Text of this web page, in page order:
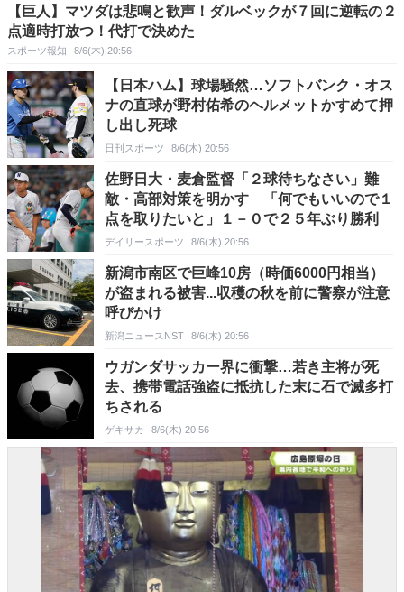
【巨人】マツダは悲鳴と歓声！ダルベックが７回に逆転の２
点適時打放つ！代打で決めた
スポーツ報知 8/6(木) 20:56
【日本ハム】球場騒然…ソフトバンク・オス
ナの直球が野村佑希のヘルメットかすめて押
し出し死球
日刊スポーツ 8/6(木) 20:56
佐野日大・麦倉監督「２球待ちなさい」難
敵・高部対策を明かす 「何でもいいので１
点を取りたいと」１－０で２５年ぶり勝利
デイリースポーツ 8/6(木) 20:56
新潟市南区で巨峰10房（時価6000円相当）
が盗まれる被害...収穫の秋を前に警察が注意
呼びかけ
新潟ニュースNST 8/6(木) 20:56
ウガンダサッカー界に衝撃…若き主将が死
去、携帯電話強盗に抵抗した末に石で滅多打
ちされる
ゲキサカ 8/6(木) 20:56